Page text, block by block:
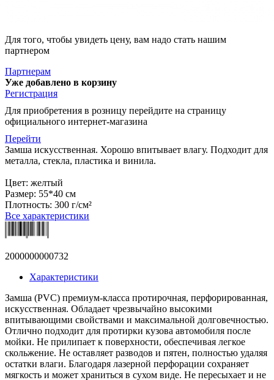
Для того, чтобы увидеть цену, вам надо стать нашим
партнером
Партнерам
Уже добавлено в корзину
Регистрация
Для приобретения в розницу перейдите на страницу
официального интернет-магазина
Перейти
Замша искусственная. Хорошо впитывает влагу. Подходит для
металла, стекла, пластика и винила.
Цвет: желтый
Размер: 55*40 см
Плотность: 300 г/см²
Все характеристики
2000000000732
Характеристики
Замша (PVC) премиум-класса протирочная, перфорированная,
искусственная. Обладает чрезвычайно высокими
впитывающими свойствами и максимальной долговечностью.
Отлично подходит для протирки кузова автомобиля после
мойки. Не прилипает к поверхности, обеспечивая легкое
скольжение. Не оставляет разводов и пятен, полностью удаляя
остатки влаги. Благодаря лазерной перфорации сохраняет
мягкость и может храниться в сухом виде. Не пересыхает и не